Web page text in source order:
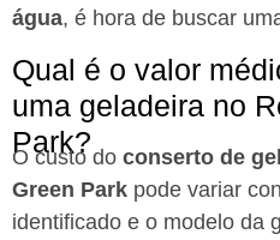
água, é hora de buscar
Qual é o valor
uma geladeira no
Park?
O custo do conserto de
Green Park pode variar
identificado e o modelo da